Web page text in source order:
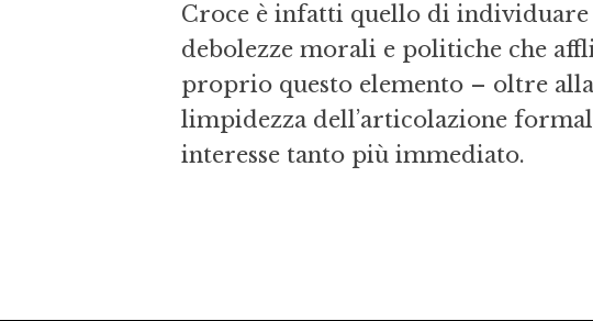
Croce è infatti quello di
debolezze morali e politiche che
proprio questo elemento – oltre
limpidezza dell’articolazione
interesse tanto più immediato.